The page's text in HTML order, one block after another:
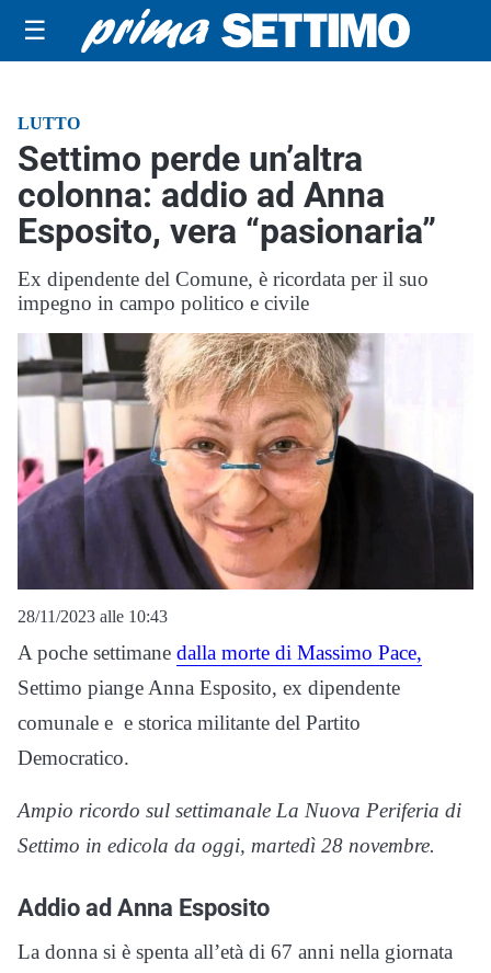
☰
LUTTO
Settimo perde un’altra
colonna: addio ad Anna
Esposito, vera “pasionaria”
Ex dipendente del Comune, è ricordata per il suo
impegno in campo politico e civile
28/11/2023 alle 10:43
A poche settimane dalla morte di Massimo Pace,
Settimo piange Anna Esposito, ex dipendente
comunale e e storica militante del Partito
Democratico.
Ampio ricordo sul settimanale La Nuova Periferia di
Settimo in edicola da oggi, martedì 28 novembre.
Addio ad Anna Esposito
La donna si è spenta all’età di 67 anni nella giornata